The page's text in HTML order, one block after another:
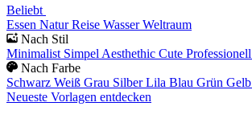
Beliebt
Essen Natur Reise Wasser Weltraum
Nach Stil
Minimalist Simpel Aesthethic Cute Professionell
Nach Farbe
Schwarz Weiß Grau Silber Lila Blau Grün Gelb
Neueste Vorlagen entdecken